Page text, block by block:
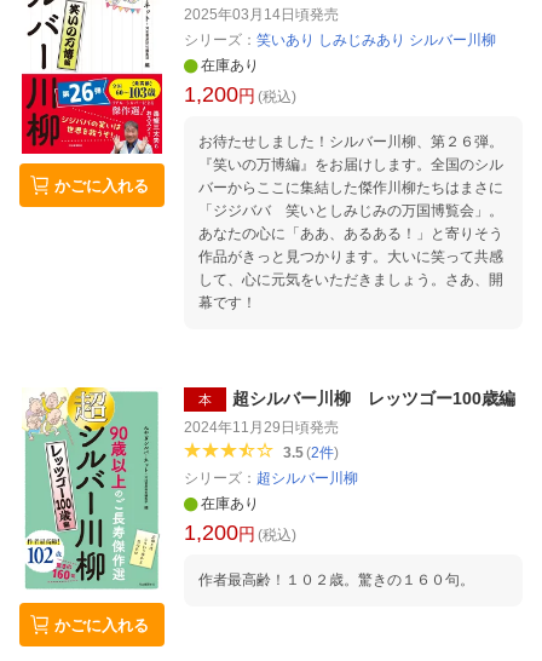
かごに入れる
2025年03月14日頃発売
シリーズ： 笑いあり しみじみあり シルバー川柳
在庫あり
1,200円 (税込)
お待たせしました！シルバー川柳、第２６弾。
『笑いの万博編』をお届けします。全国のシル
バーからここに集結した傑作川柳たちはまさに
「ジジババ 笑いとしみじみの万国博覧会」。
あなたの心に「ああ、あるある！」と寄りそう
作品がきっと見つかります。大いに笑って共感
して、心に元気をいただきましょう。さあ、開
幕です！
かごに入れる
本 超シルバー川柳 レッツゴー100歳編
2024年11月29日頃発売
3.5(2件)
シリーズ： 超シルバー川柳
在庫あり
1,200円 (税込)
作者最高齢！１０２歳。驚きの１６０句。